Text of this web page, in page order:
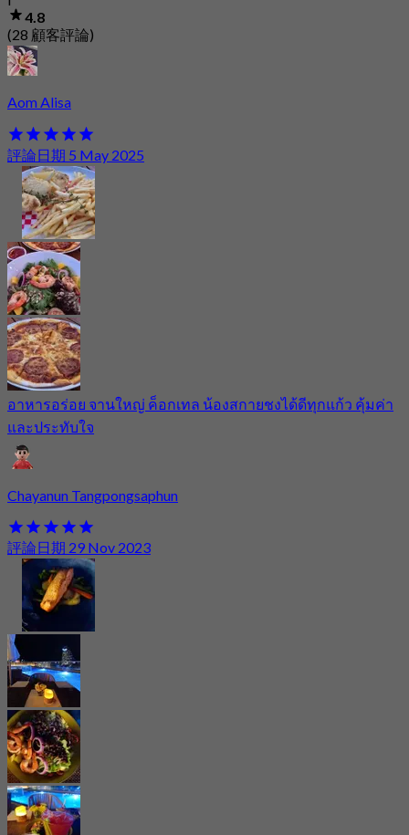
4.8
(28 顧客評論)
Aom Alisa
評論日期 5 May 2025
อาหารอร่อย จานใหญ่ ค็อกเทล น้องสกายชงได้ดีทุกแก้ว คุ้มค่า
และประทับใจ
Chayanun Tangpongsaphun
評論日期 29 Nov 2023